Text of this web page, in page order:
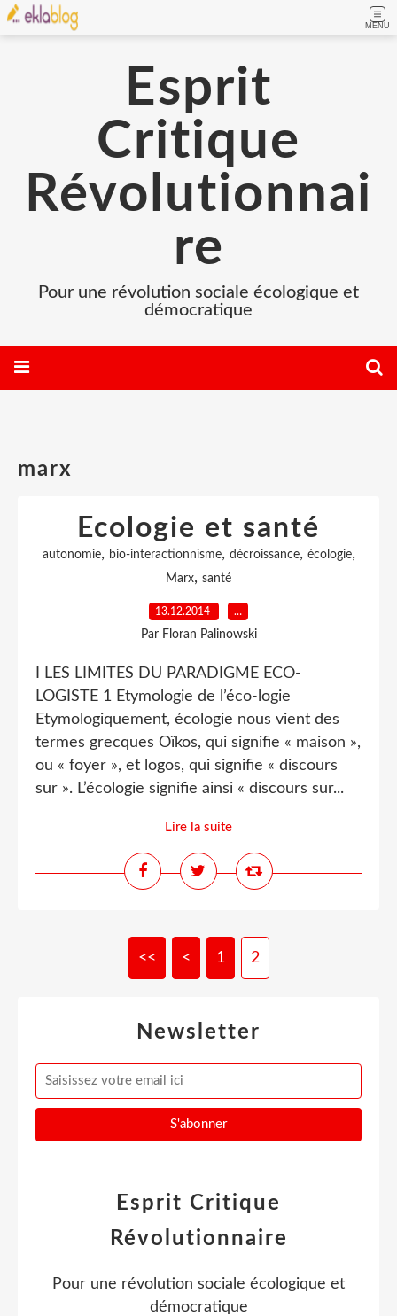
MENU
Esprit
Critique
Révolutionnai
re
Pour une révolution sociale écologique et
démocratique
marx
Ecologie et santé
autonomie, bio-interactionnisme, décroissance, écologie,
Marx, santé
13.12.2014 …
Par Floran Palinowski
I LES LIMITES DU PARADIGME ECO-
LOGISTE 1 Etymologie de l’éco-logie
Etymologiquement, écologie nous vient des
termes grecques Oïkos, qui signifie « maison »,
ou « foyer », et logos, qui signifie « discours
sur ». L’écologie signifie ainsi « discours sur...
Lire la suite
<< < 1 2
Newsletter
Esprit Critique
Révolutionnaire
Pour une révolution sociale écologique et
démocratique